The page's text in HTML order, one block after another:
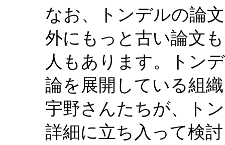
なお、トンデルの論
外にもっと古い論文
人もあります。トン
論を展開している組
宇野さんたちが、ト
詳細に立ち入って検